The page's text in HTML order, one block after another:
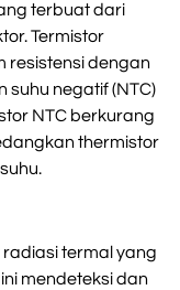
terbuat dari
Termistor
resistensi dengan
suhu negatif (NTC)
NTC berkurang
thermistor
termal yang
mendeteksi dan